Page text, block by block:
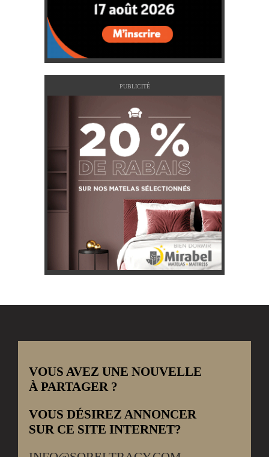
PUBLICITÉ
VOUS AVEZ UNE NOUVELLE
À PARTAGER ?
VOUS DÉSIREZ ANNONCER
SUR CE SITE INTERNET?